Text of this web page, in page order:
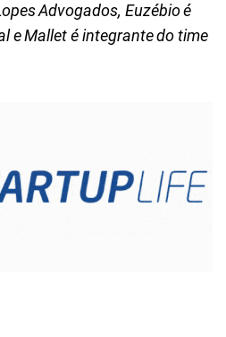
Advogados, Euzébio é
e Mallet é integrante do time